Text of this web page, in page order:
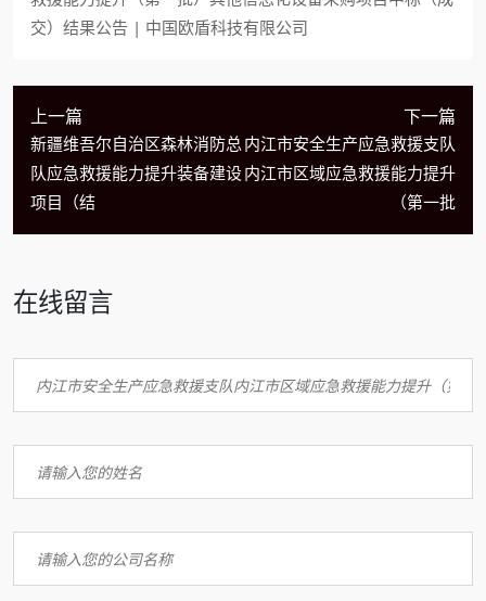
交）结果公告 | 中国欧盾科技有限公司
上一篇
新疆维吾尔自治区森林消防总
队应急救援能力提升装备建设
项目（结
下一篇
内江市安全生产应急救援支队
内江市区域应急救援能力提升
（第一批
在线留言